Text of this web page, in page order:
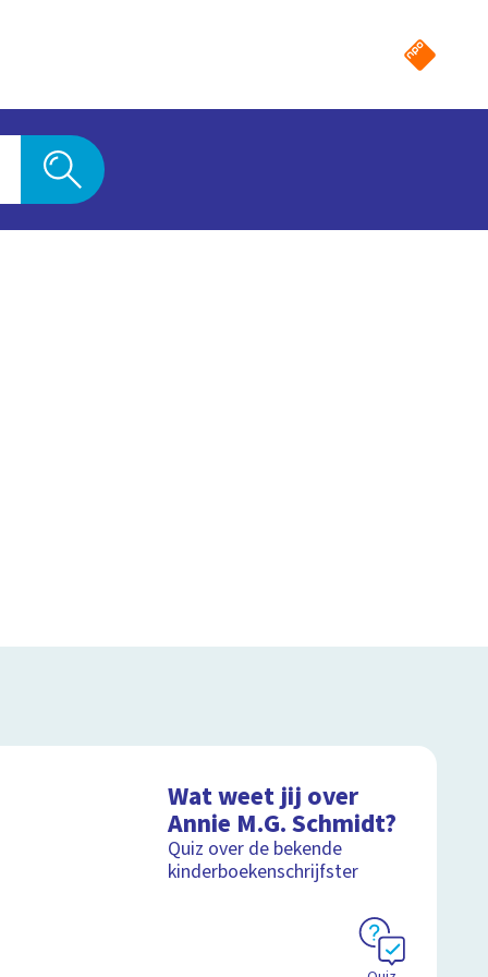
Wat weet jij over
Annie M.G. Schmidt?
Quiz over de bekende
kinderboekenschrijfster